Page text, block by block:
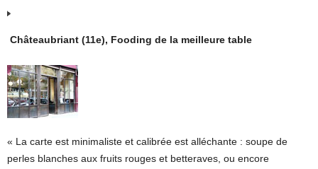
Châteaubriant (11e), Fooding de la meilleure table
« La carte est minimaliste et calibrée est alléchante : soupe de
perles blanches aux fruits rouges et betteraves, ou encore